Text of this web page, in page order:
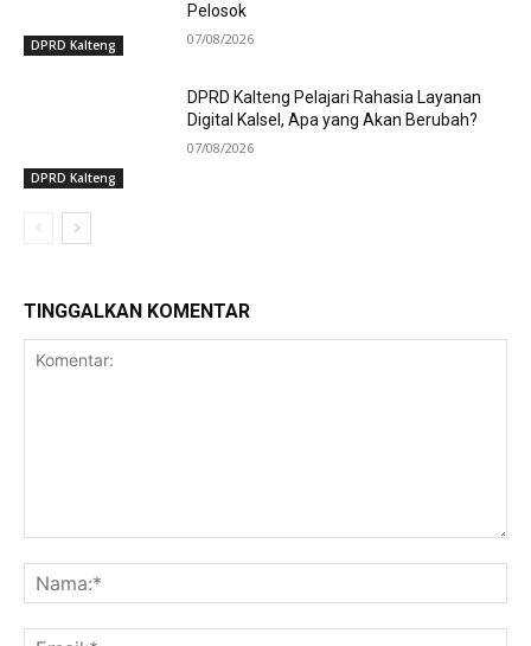
DPRD Kalteng
Pelosok
07/08/2026
DPRD Kalteng
DPRD Kalteng Pelajari Rahasia Layanan
Digital Kalsel, Apa yang Akan Berubah?
07/08/2026
TINGGALKAN KOMENTAR